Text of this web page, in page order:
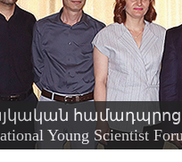
Young Scientist